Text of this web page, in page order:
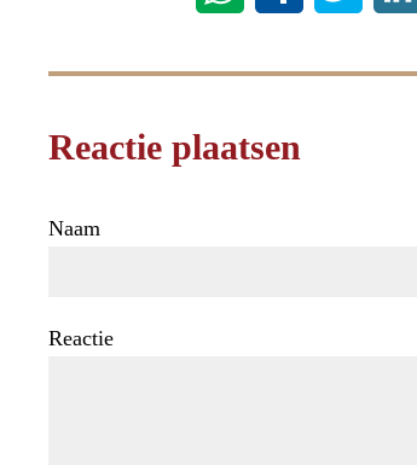
Reactie plaatsen
Naam
Reactie